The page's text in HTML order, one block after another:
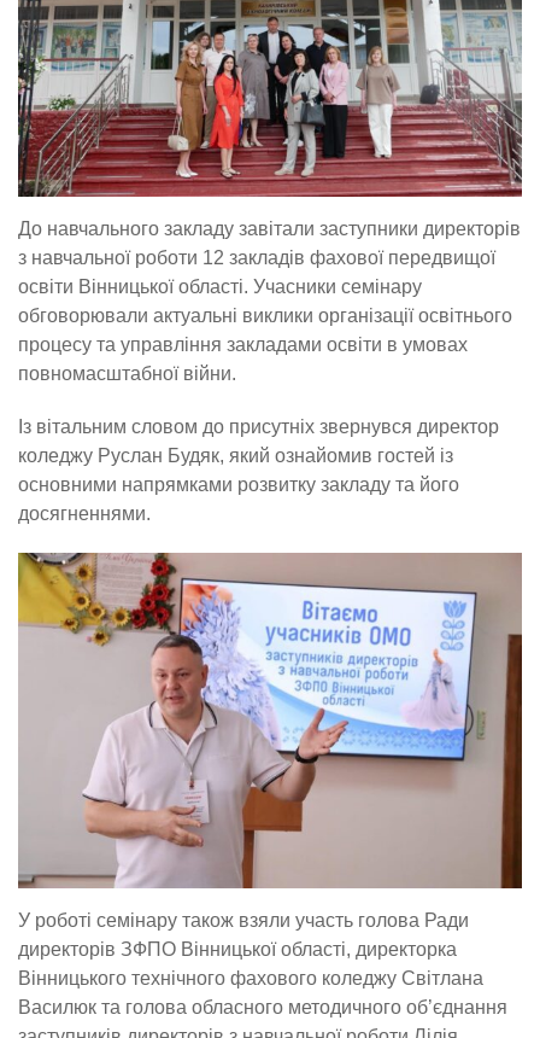
До навчального закладу завітали заступники директорів
з навчальної роботи 12 закладів фахової передвищої
освіти Вінницької області. Учасники семінару
обговорювали актуальні виклики організації освітнього
процесу та управління закладами освіти в умовах
повномасштабної війни.
Із вітальним словом до присутніх звернувся директор
коледжу Руслан Будяк, який ознайомив гостей із
основними напрямками розвитку закладу та його
досягненнями.
У роботі семінару також взяли участь голова Ради
директорів ЗФПО Вінницької області, директорка
Вінницького технічного фахового коледжу Світлана
Василюк та голова обласного методичного об’єднання